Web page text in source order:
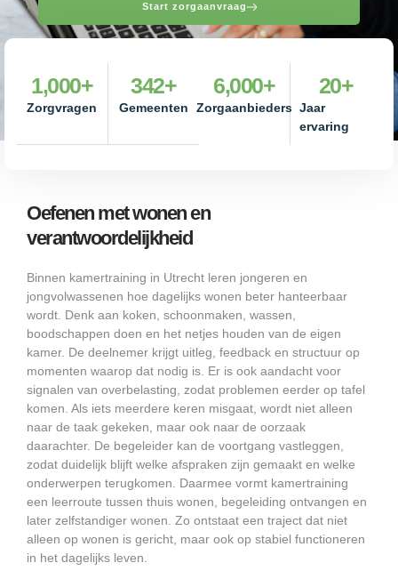
Start zorgaanvraag
Zorgvragen
1,000+
Gemeenten
342+
Zorgaanbieders
6,000+
Jaar
ervaring
20+
Oefenen met wonen en
verantwoordelijkheid
Binnen kamertraining in Utrecht leren jongeren en
jongvolwassenen hoe dagelijks wonen beter hanteerbaar
wordt. Denk aan koken, schoonmaken, wassen,
boodschappen doen en het netjes houden van de eigen
kamer. De deelnemer krijgt uitleg, feedback en structuur op
momenten waarop dat nodig is. Er is ook aandacht voor
signalen van overbelasting, zodat problemen eerder op tafel
komen. Als iets meerdere keren misgaat, wordt niet alleen
naar de taak gekeken, maar ook naar de oorzaak
daarachter. De begeleider kan de voortgang vastleggen,
zodat duidelijk blijft welke afspraken zijn gemaakt en welke
onderwerpen terugkomen. Daarmee vormt kamertraining
een leerroute tussen thuis wonen, begeleiding ontvangen en
later zelfstandiger wonen. Zo ontstaat een traject dat niet
alleen op wonen is gericht, maar ook op stabiel functioneren
in het dagelijks leven.